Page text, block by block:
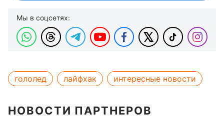
Мы в соцсетях:
гололед лайфхак интересные новости
НОВОСТИ ПАРТНЕРОВ